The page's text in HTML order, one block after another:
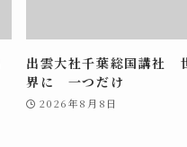
出雲大社千葉総国講社
界に 一つだけ
2026年8月8日